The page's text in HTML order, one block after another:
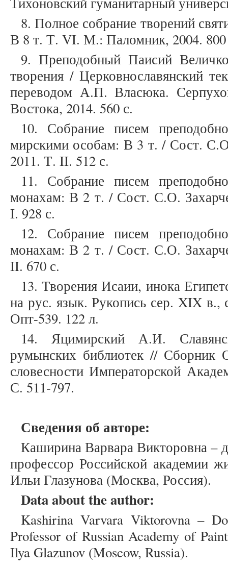
8. Полное собрание творений
В 8 т. Т. VI. М.: Паломник, 2004.
9. Преподобный Паисий
творения / Церковнославянский
переводом А.П. Власюка.
Востока, 2014. 560 с.
10. Собрание писем
мирскими особам: В 3 т. / Сост.
2011. Т. II. 512 с.
11. Собрание писем
монахам: В 2 т. / Сост. С.О.
I. 928 с.
12. Собрание писем
монахам: В 2 т. / Сост. С.О.
II. 670 с.
13. Творения Исаии, инока
на рус. язык. Рукопись сер. XIX
Опт-539. 122 л.
14. Яцимирский А.И.
румынских библиотек // Сборник
словесности Императорской
С. 511-797.
Сведения об авторе:
Каширина Варвара Викторовна –
профессор Российской академии
Ильи Глазунова (Москва, Россия).
Data about the author:
Kashirina Varvara Viktorovna –
Professor of Russian Academy of
Ilya Glazunov (Moscow, Russia).